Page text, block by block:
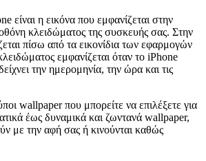
είναι η εικόνα που εμφανίζεται στην
κλειδώματος της συσκευής σας. Στην
πίσω από τα εικονίδια των εφαρμογών
εμφανίζεται όταν το iPhone
την ημερομηνία, την ώρα και τις
wallpaper που μπορείτε να επιλέξετε για
έως δυναμικά και ζωντανά wallpaper,
με την αφή σας ή κινούνται καθώς